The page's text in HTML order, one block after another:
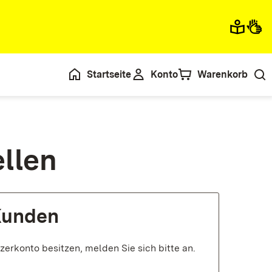
Startseite Konto Warenkorb
besitzen, melden Sie sich bitte an.